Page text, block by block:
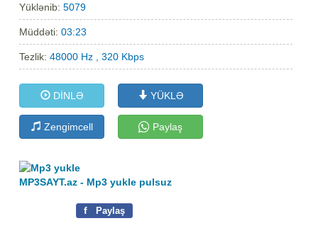
Yüklənib:5079
Müddəti:03:23
Tezlik:48000 Hz , 320 Kbps
DİNLƏ YÜKLƏ
Zengimcell Paylaş
MP3SAYT.az - Mp3 yukle pulsuz
f Paylaş